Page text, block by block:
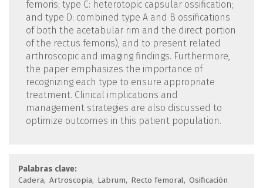
femoris; type C: heterotopic capsular ossification;
and type D: combined type A and B ossifications
of both the acetabular rim and the direct portion
of the rectus femoris), and to present related
arthroscopic and imaging findings. Furthermore,
the paper emphasizes the importance of
recognizing each type to ensure appropriate
treatment. Clinical implications and
management strategies are also discussed to
optimize outcomes in this patient population.
Palabras clave:
Cadera Artroscopia Labrum Recto femoral Osificación